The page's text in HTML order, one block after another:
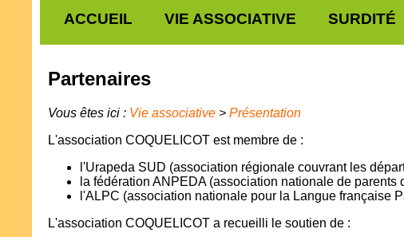
ACCUEIL VIE ASSOCIATIVE SURDITÉ
Partenaires
Vous êtes ici : Vie associative > Présentation
L'association COQUELICOT est membre de :
l'Urapeda SUD (association régionale couvrant les
la fédération ANPEDA (association nationale de parents
l'ALPC (association nationale pour la Langue française
L'association COQUELICOT a recueilli le soutien de :